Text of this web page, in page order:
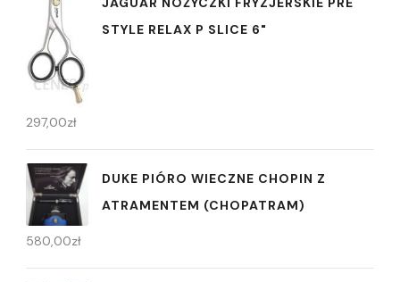
STYLE RELAX P SLICE 6"
297,00zł
DUKE PIÓRO WIECZNE CHOPIN Z
ATRAMENTEM (CHOPATRAM)
580,00zł